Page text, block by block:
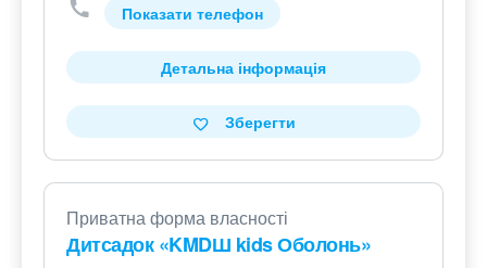
Показати телефон
Детальна інформація
Зберегти
Приватна форма власності
Дитсадок «KMDШ kids Оболонь»